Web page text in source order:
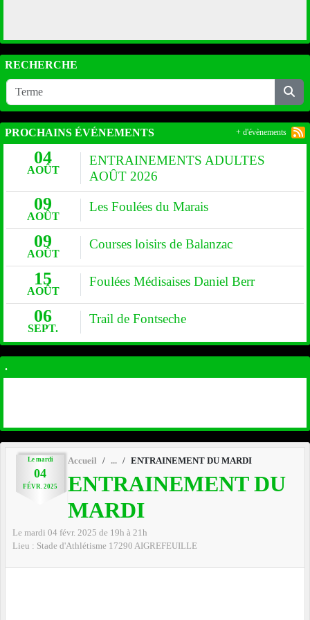
Le mardi
04
FÉVR. 2025
Accueil ENTRAINEMENT DU MARDI
ENTRAINEMENT DU
MARDI
Le mardi 04 févr. 2025 de 19h à 21h
Lieu : Stade d'Athlétisme 17290 AIGREFEUILLE
RECHERCHE
PROCHAINS ÉVÉNEMENTS
04
AOÛT
ENTRAINEMENTS ADULTES
AOÛT 2026
09
AOÛT
Les Foulées du Marais
09
AOÛT
Courses loisirs de Balanzac
15
AOÛT
Foulées Médisaises Daniel Berr
06
SEPT.
Trail de Fontseche
+ d'évènements
.